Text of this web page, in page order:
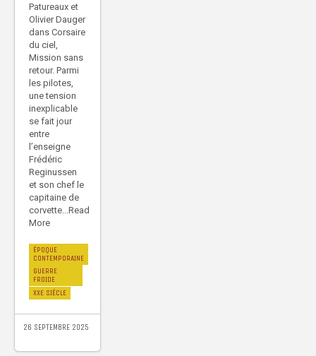
Patureaux et
Olivier Dauger
dans Corsaire
du ciel,
Mission sans
retour. Parmi
les pilotes,
une tension
inexplicable
se fait jour
entre
l’enseigne
Frédéric
Reginussen
et son chef le
capitaine de
corvette...Read
More
ÉPOQUE
CONTEMPORAINE
GUERRE
FROIDE
XXE SIÈCLE
26 SEPTEMBRE 2025